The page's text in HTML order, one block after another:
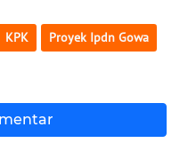
KPK Proyek Ipdn Gowa